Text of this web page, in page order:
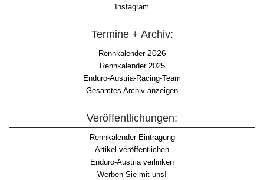
Instagram
Termine + Archiv:
Rennkalender2026
Rennkalender 2025
Enduro-Austria-Racing-Team
Gesamtes Archiv anzeigen
Veröffentlichungen:
Rennkalender Eintragung
Artikel veröffentlichen
Enduro-Austria verlinken
Werben Sie mit uns!